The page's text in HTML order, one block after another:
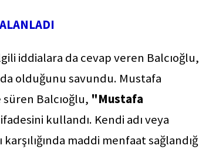
iddialara da cevap veren Balcıoğlu,
olduğunu savundu. Mustafa
süren Balcıoğlu, "Mustafa
ifadesini kullandı. Kendi adı veya
maddi menfaat